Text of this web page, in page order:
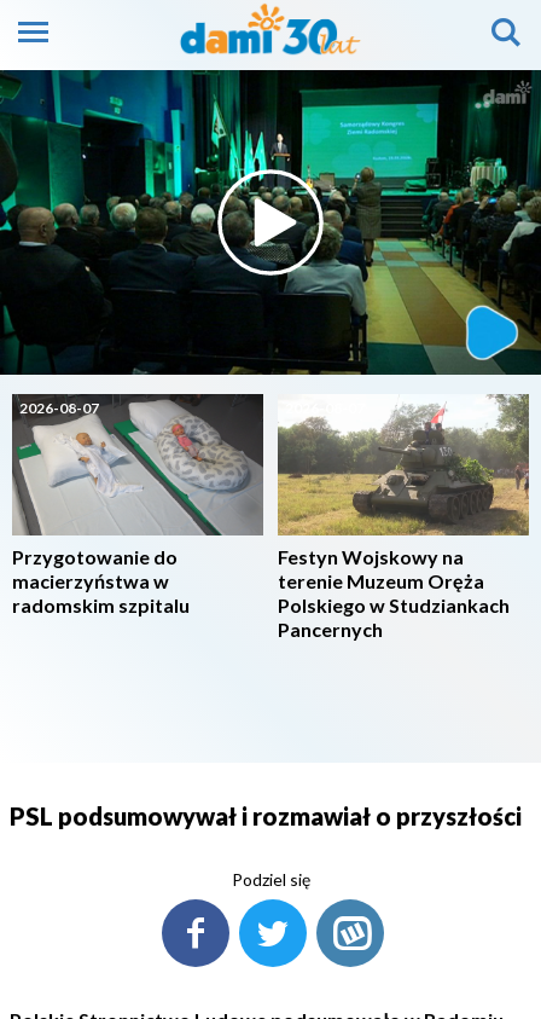
2026-08-07
Przygotowanie do
macierzyństwa w
radomskim szpitalu
Festyn Wojskowy na
terenie Muzeum Oręża
Polskiego w Studziankach
Pancernych
PSL podsumowywał i rozmawiał o przyszłości
Podziel się